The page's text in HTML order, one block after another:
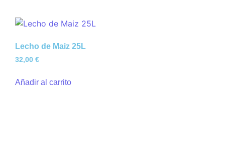
Lecho de Maiz 25L
32,00 €
Añadir al carrito